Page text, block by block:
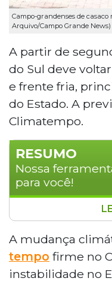
Campo-grandenses de casaco
Arquivo/Campo Grande News)
A partir de
do Sul deve
e frente fria,
do Estado. A
Climatempo.
RESUMO
Nossa
para você!
A partir de
do Sul deve
frente fria,
do Estado. As
Grande variarão
A mudança
tempo firme no
instabilidade no